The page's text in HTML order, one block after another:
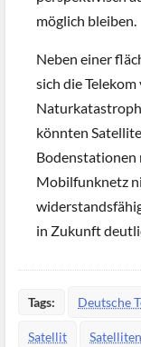
möglich bleiben.
Neben einer
sich die
könnten
Bodenstationen
Mobilfunknetz
in Zukunft
Tags: Deutsche
Satellit